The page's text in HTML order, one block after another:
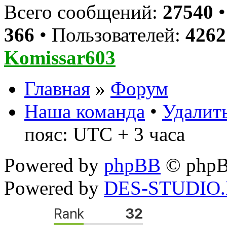
Всего сообщений: 27540
366 • Пользователей: 4262
Komissar603
Главная » Форум
Наша команда •
пояс: UTC + 3 часа
Powered by phpBB ©
Powered by DES-